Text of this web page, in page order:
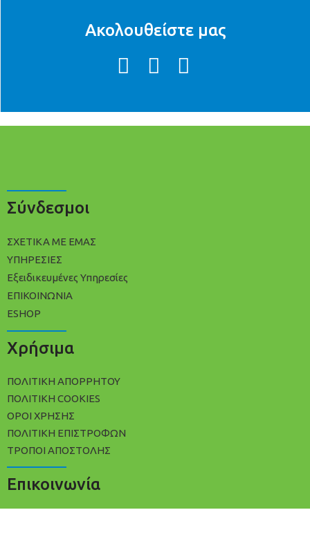
Ακολουθείστε μας
Σύνδεσμοι
ΣΧΕΤΙΚΑ ΜΕ ΕΜΑΣ
ΥΠΗΡΕΣΙΕΣ
Εξειδικευμένες Υπηρεσίες
ΕΠΙΚΟΙΝΩΝΙΑ
ESHOP
Χρήσιμα
ΠΟΛΙΤΙΚΉ ΑΠΟΡΡΉΤΟΥ
ΠΟΛΊΤΙΚΗ COOKIES
ΌΡΟΙ ΧΡΉΣΗΣ
ΠΟΛΙΤΙΚΉ ΕΠΙΣΤΡΟΦΏΝ
ΤΡΌΠΟΙ ΑΠΟΣΤΟΛΉΣ
Επικοινωνία